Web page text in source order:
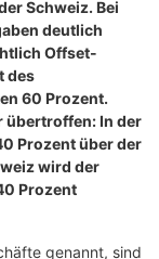
Schweiz. Bei
deutlich
Offset-
des
60 Prozent.
übertroffen: In der
Prozent über der
wird der
Prozent
genannt, sind